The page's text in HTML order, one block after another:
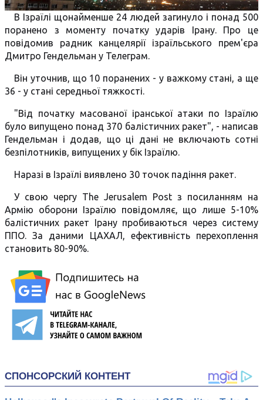
В Ізраїлі щонайменше 24 людей загинуло і понад 500
поранено з моменту початку ударів Ірану. Про це
повідомив радник канцелярії ізраїльського прем'єра
Дмитро Гендельман у Телеграм.
Він уточнив, що 10 поранених - у важкому стані, а ще
36 - у стані середньої тяжкості.
"Від початку масованої іранської атаки по Ізраїлю
було випущено понад 370 балістичних ракет", - написав
Гендельман і додав, що ці дані не включають сотні
безпілотників, випущених у бік Ізраїлю.
Наразі в Ізраїлі виявлено 30 точок падіння ракет.
У свою чергу The Jerusalem Post з посиланням на
Армію оборони Ізраїлю повідомляє, що лише 5-10%
балістичних ракет Ірану пробиваються через систему
ППО. За даними ЦАХАЛ, ефективність перехоплення
становить 80-90%.